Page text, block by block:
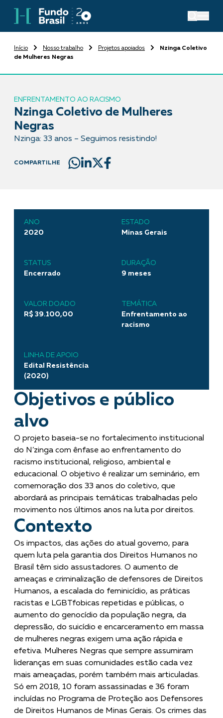
Início Nosso trabalho Projetos apoiados
Nzinga Coletivo
de Mulheres Negras
ENFRENTAMENTO AO RACISMO
Nzinga Coletivo de Mulheres
Negras
Nzinga: 33 anos – Seguimos resistindo!
COMPARTILHE
ANO
2020
ESTADO
Minas Gerais
STATUS
Encerrado
DURAÇÃO
9 meses
VALOR DOADO
R$ 39.100,00
TEMÁTICA
Enfrentamento ao
racismo
LINHA DE APOIO
Edital Resistência
(2020)
Objetivos e público
alvo
O projeto baseia-se no fortalecimento institucional
do N’zinga com ênfase ao enfrentamento do
racismo institucional, religioso, ambiental e
educacional. O objetivo é realizar um seminário, em
comemoração dos 33 anos do coletivo, que
abordará as principais temáticas trabalhadas pelo
movimento nos últimos anos na luta por direitos.
Contexto
Os impactos, das ações do atual governo, para
quem luta pela garantia dos Direitos Humanos no
Brasil têm sido assustadores. O aumento de
ameaças e criminalização de defensores de Direitos
Humanos, a escalada do feminicídio, as práticas
racistas e LGBTfobicas repetidas e públicas, o
aumento do genocídio da população negra, da
depressão, do suicídio e encarceramento em massa
de mulheres negras exigem uma ação rápida e
efetiva. Mulheres Negras que sempre assumiram
lideranças em suas comunidades estão cada vez
mais ameaçadas, porém também mais articuladas.
Só em 2018, 10 foram assassinadas e 36 foram
incluídas no Programa de Proteção aos Defensores
de Direitos Humanos de Minas Gerais. Os crimes das